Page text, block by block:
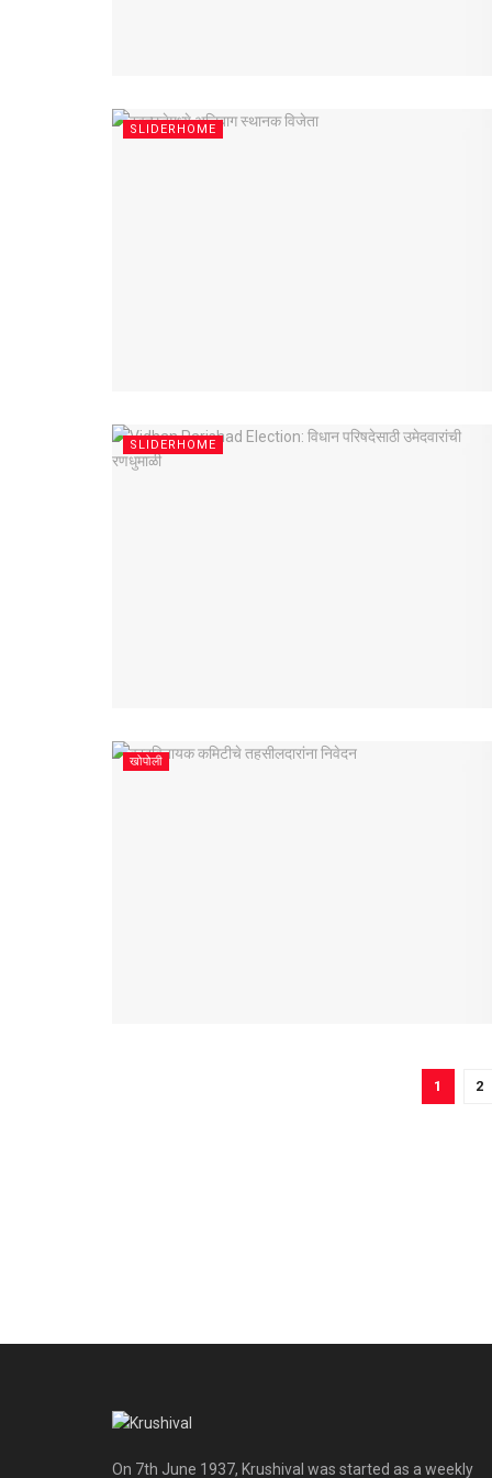
SLIDERHOME
SLIDERHOME
खोपोली
1 2
On 7th June 1937, Krushival was started as a weekly